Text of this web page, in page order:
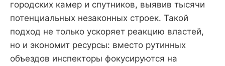
городских камер и спутников, выявив тысячи
потенциальных незаконных строек. Такой
подход не только ускоряет реакцию властей,
но и экономит ресурсы: вместо рутинных
объездов инспекторы фокусируются на